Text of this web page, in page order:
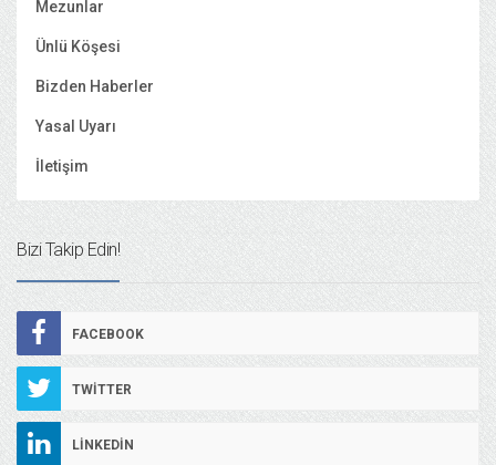
Mezunlar
Ünlü Köşesi
Bizden Haberler
Yasal Uyarı
İletişim
Bizi Takip Edin!
FACEBOOK
TWITTER
LINKEDIN